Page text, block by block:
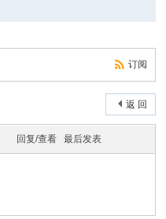
订阅
返 回
回复/查看 最后发表